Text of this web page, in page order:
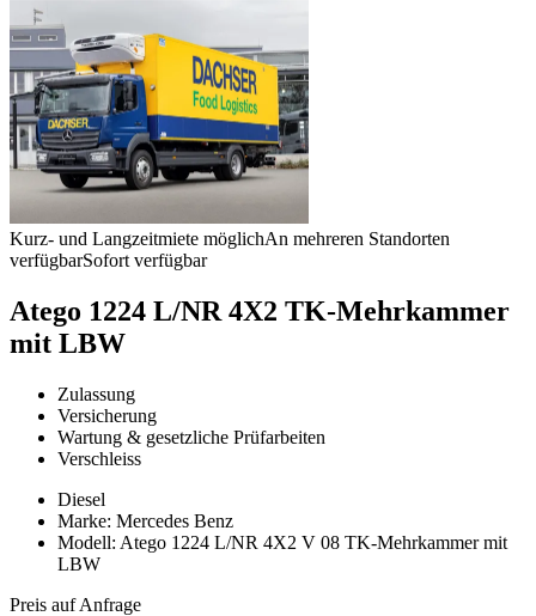
Kurz- und Langzeitmiete möglichAn mehreren Standorten
verfügbarSofort verfügbar
Atego 1224 L/NR 4X2 TK-Mehrkammer
mit LBW
Zulassung
Versicherung
Wartung & gesetzliche Prüfarbeiten
Verschleiss
Diesel
Marke: Mercedes Benz
Modell: Atego 1224 L/NR 4X2 V 08 TK-Mehrkammer mit
LBW
Preis auf Anfrage